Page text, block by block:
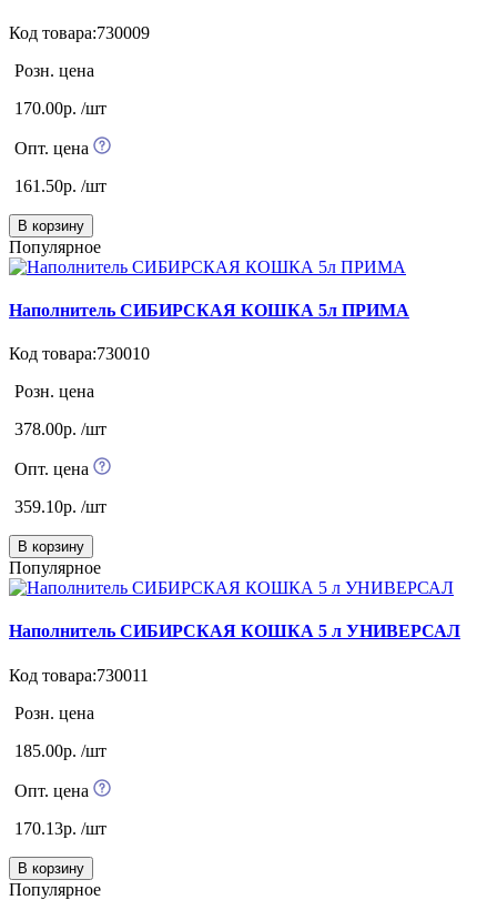
Код товара:730009
Розн. цена
170.00р. /шт
Опт. цена
161.50р. /шт
В корзину
Популярное
Наполнитель СИБИРСКАЯ КОШКА 5л ПРИМА
Код товара:730010
Розн. цена
378.00р. /шт
Опт. цена
359.10р. /шт
В корзину
Популярное
Наполнитель СИБИРСКАЯ КОШКА 5 л УНИВЕРСАЛ
Код товара:730011
Розн. цена
185.00р. /шт
Опт. цена
170.13р. /шт
В корзину
Популярное